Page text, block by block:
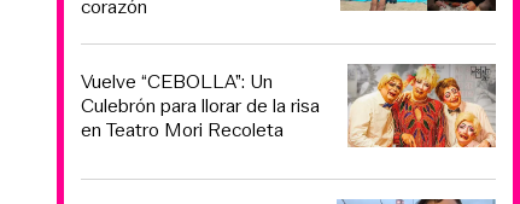
corazón
Vuelve “CEBOLLA”: Un
Culebrón para llorar de la risa
en Teatro Mori Recoleta